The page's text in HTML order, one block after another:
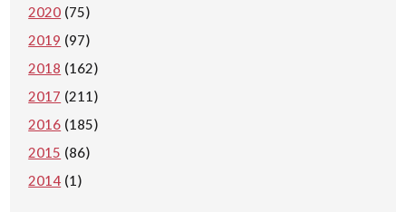
2020 (75)
2019 (97)
2018 (162)
2017 (211)
2016 (185)
2015 (86)
2014 (1)